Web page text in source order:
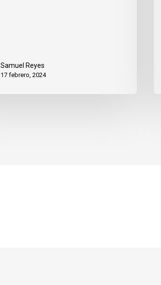
Samuel Reyes
17 febrero, 2024